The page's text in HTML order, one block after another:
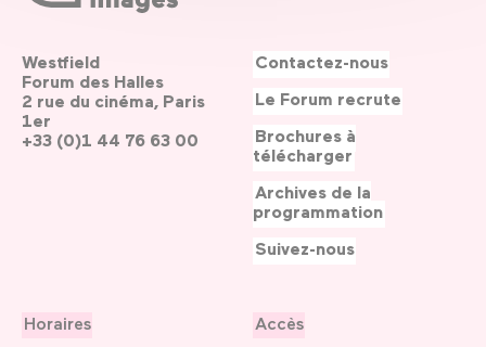
Westfield
Forum des Halles
2 rue du cinéma, Paris
1er
+33 (0)1 44 76 63 00
Horaires
Accès
Contactez-nous
Le Forum recrute
Brochures à
télécharger
Archives de la
programmation
Suivez-nous